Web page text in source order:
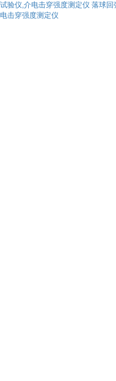
试验仪,介电击穿强度测定仪 落球回
电击穿强度测定仪